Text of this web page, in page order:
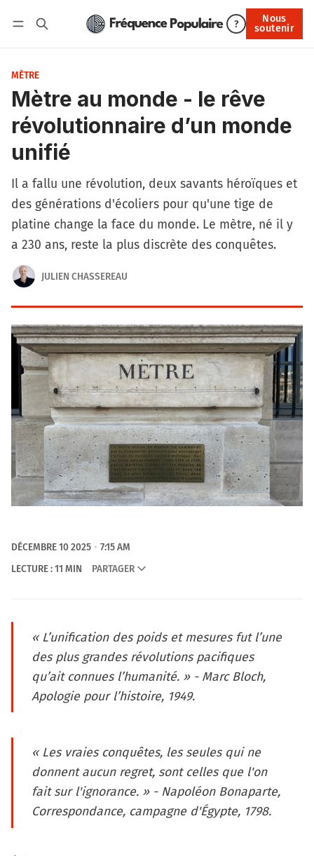
?
Nous
soutenir
Nous soutenir
MÈTRE
Mètre au monde - le rêve
révolutionnaire d’un monde
unifié
Il a fallu une révolution, deux savants héroïques et
des générations d'écoliers pour qu'une tige de
platine change la face du monde. Le mètre, né il y
a 230 ans, reste la plus discrète des conquêtes.
JULIEN CHASSEREAU
DÉCEMBRE 10 2025
7:15 AM
LECTURE : 11 MIN
PARTAGER
« L’unification des poids et mesures fut l’une
des plus grandes révolutions pacifiques
qu’ait connues l’humanité. » - Marc Bloch,
Apologie pour l’histoire, 1949.
« Les vraies conquêtes, les seules qui ne
donnent aucun regret, sont celles que l'on
fait sur l'ignorance. » - Napoléon Bonaparte,
Correspondance, campagne d'Égypte, 1798.